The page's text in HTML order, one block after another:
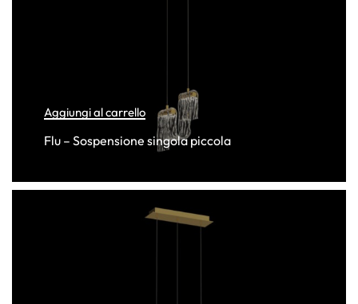
Aggiungi al carrello
Flu – Sospensione singola piccola